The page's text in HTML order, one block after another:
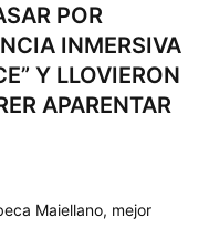
POR
INMERSIVA
Y LLOVIERON
APARENTAR
Maiellano, mejor